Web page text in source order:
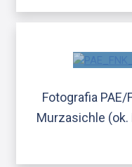
Fotografia
Murzasichle